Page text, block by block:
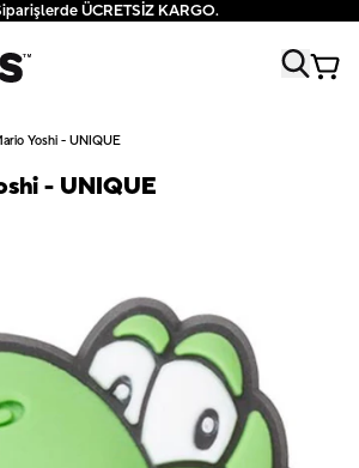
ÜCRETSİZ KARGO.
Yoshi - UNIQUE
- UNIQUE